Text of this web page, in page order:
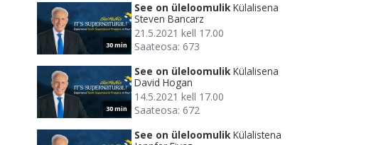
30 min
See on üleloomulik Külalisena
Steven Bancarz
21.5.2021 kell 17.00
Saateosa: 673
30 min
See on üleloomulik Külalisena
David Hogan
14.5.2021 kell 17.00
Saateosa: 672
See on üleloomulik Külalistena